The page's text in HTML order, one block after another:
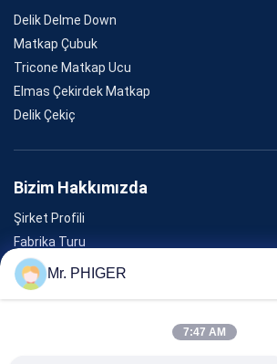
Delik Delme Down
Matkap Çubuk
Tricone Matkap Ucu
Elmas Çekirdek Matkap
Delik Çekiç
Bizim Hakkımızda
Şirket Profili
Fabrika Turu
Kalite Kontrolü
Site Haritası
Mr. PHIGER
7:47 AM